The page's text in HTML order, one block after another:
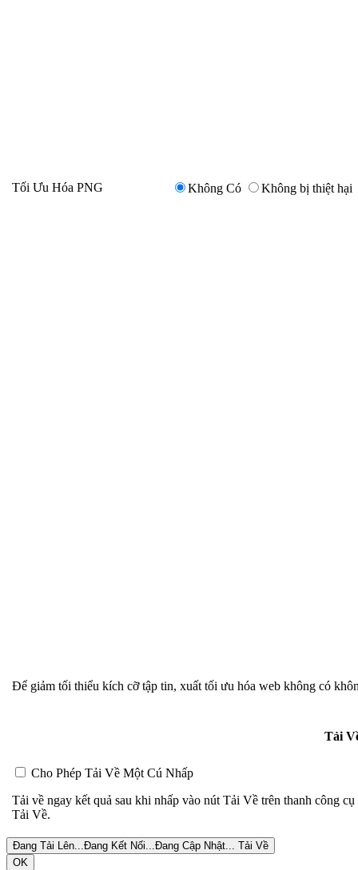
Tối Ưu Hóa PNG Không Có Không bị thiệt hại
Để giảm tối thiểu kích cỡ tập tin, xuất tối ưu hóa web không có
Tải
Cho Phép Tải Về Một Cú Nhấp
Tải về ngay kết quả sau khi nhấp vào nút Tải Về trên thanh công
Tải Về.
Đang Tải Lên...Đang Kết Nối...Đang Cập Nhật... Tải Về
OK